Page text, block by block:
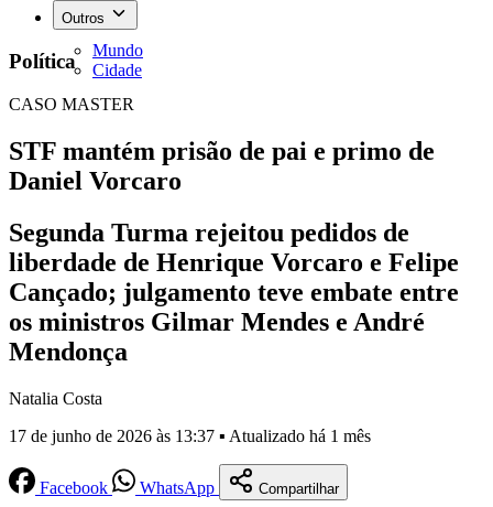
Outros
Mundo
Cidade
Política
CASO MASTER
STF mantém prisão de pai e primo de
Daniel Vorcaro
Segunda Turma rejeitou pedidos de
liberdade de Henrique Vorcaro e Felipe
Cançado; julgamento teve embate entre
os ministros Gilmar Mendes e André
Mendonça
Natalia Costa
17 de junho de 2026 às 13:37 ▪ Atualizado há 1 mês
Facebook WhatsApp Compartilhar